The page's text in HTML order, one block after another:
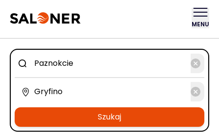
MENU
Szukaj